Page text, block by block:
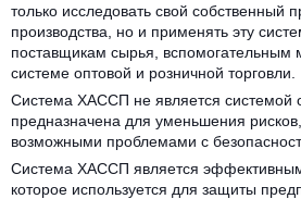
только исследовать свой собственный
производства, но и применять эту
поставщикам сырья, вспомогательным
системе оптовой и розничной торговли.
Система ХАССП не является системой
предназначена для уменьшения
возможными проблемами с
Система ХАССП является
которое используется для защиты